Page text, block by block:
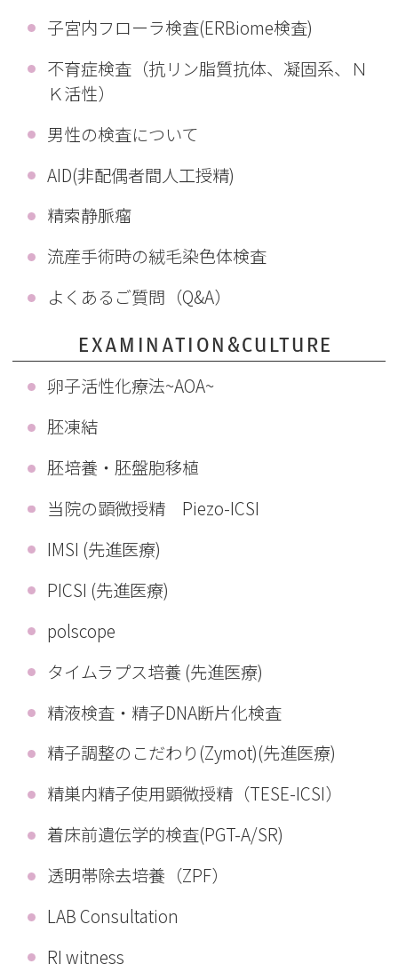
子宮内フローラ検査(ERBiome検査)
不育症検査（抗リン脂質抗体、凝固系、Ｎ
Ｋ活性）
男性の検査について
AID(非配偶者間人工授精)
精索静脈瘤
流産手術時の絨毛染色体検査
よくあるご質問（Q&A）
EXAMINATION&CULTURE
卵子活性化療法~AOA~
胚凍結
胚培養・胚盤胞移植
当院の顕微授精 Piezo-ICSI
IMSI (先進医療)
PICSI (先進医療)
polscope
タイムラプス培養 (先進医療)
精液検査・精子DNA断片化検査
精子調整のこだわり(Zymot)(先進医療)
精巣内精子使用顕微授精（TESE-ICSI）
着床前遺伝学的検査(PGT-A/SR)
透明帯除去培養（ZPF）
LAB Consultation
RI witness